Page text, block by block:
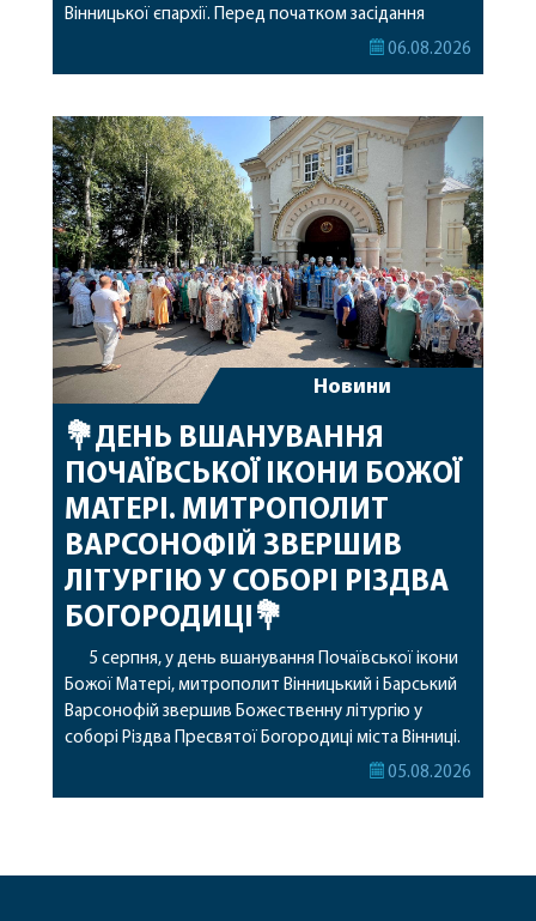
Вінницької єпархії. Перед початком засідання
секретар Єпархіальної Ради від імені членів Ради
побажавши йому міцного здоров’я, Божої
допомоги, миру, духовної радості та
благословенних успіхів у подальшому
архіпастирському служінні. […]
06.08.2026
Новини
💐ДЕНЬ ВШАНУВАННЯ
ПОЧАЇВСЬКОЇ ІКОНИ БОЖОЇ
МАТЕРІ. МИТРОПОЛИТ
ВАРСОНОФІЙ ЗВЕРШИВ
ЛІТУРГІЮ У СОБОРІ РІЗДВА
БОГОРОДИЦІ💐
5 серпня, у день вшанування Почаївської ікони
Божої Матері, митрополит Вінницький і Барський
Варсонофій звершив Божественну літургію у
соборі Різдва Пресвятої Богородиці міста Вінниці.
Його Високопреосвященству співслужили05.08.2026